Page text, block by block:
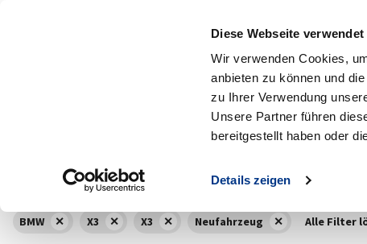
Diese Webseite
Wir verwenden Cookies,
anbieten zu können und
zu Ihrer Verwendung
Unsere Partner führen
bereitgestellt haben oder
Details zeigen
Fahrzeuge 4Neuwagen
Marke
BMW Modell
Alle
BMW X3 X3 Neufahrzeug Alle Filter